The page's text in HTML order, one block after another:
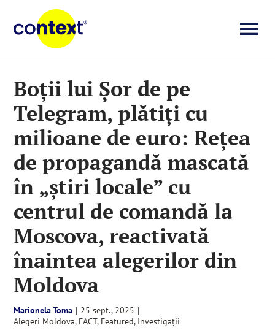
content
Știri
Explicative
Seriale
Video
Despre noi
English
Boții lui Șor de pe
Telegram, plătiți cu
milioane de euro: Rețea
de propagandă mascată
în „știri locale” cu
centrul de comandă la
Moscova, reactivată
înaintea alegerilor din
Moldova
Marionela Toma | 25 sept., 2025 |
Alegeri Moldova, FACT, Featured, Investigații